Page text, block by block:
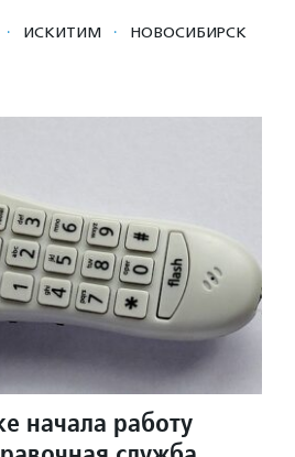
· ИСКИТИМ · НОВОСИБИРСК
начала работу